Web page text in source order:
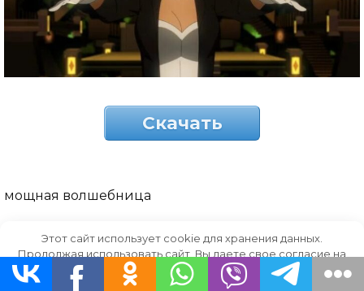
Скачать
мощная волшебница
Этот сайт использует cookie для хранения данных.
Продолжая использовать сайт, Вы даете свое согласие на
работу с этими файлами.
OK